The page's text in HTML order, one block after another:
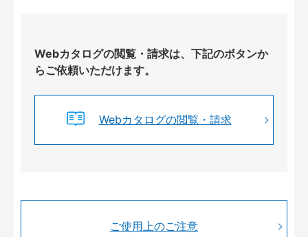
Webカタログの閲覧・請求は、下記のボタンか
らご依頼いただけます。
Webカタログの閲覧・請求
ご使用上のご注意